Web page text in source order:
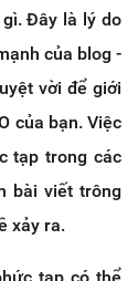
Đây là lý do
của blog -
vời để giới
của bạn. Việc
tạp trong các
bài viết trông
xảy ra.
tạp có thể